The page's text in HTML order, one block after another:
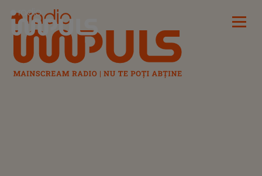
Radio Impuls